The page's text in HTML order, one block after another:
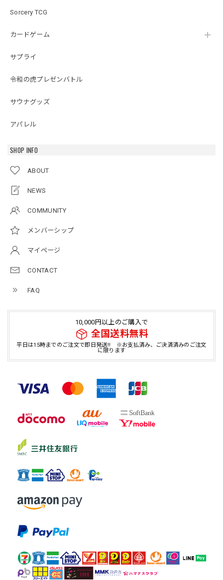
Sorcery TCG
カードゲーム
サプライ
令和の虎プレゼンバトル
サウナグッズ
アパレル
SHOP INFO
ABOUT
NEWS
COMMUNITY
メンバーシップ
マイページ
CONTACT
FAQ
10,000円以上のご購入で
全国送料無料
平日は15時までのご注文で即日発送!! ※お支払済み、ご決済済みのご注文
に限ります